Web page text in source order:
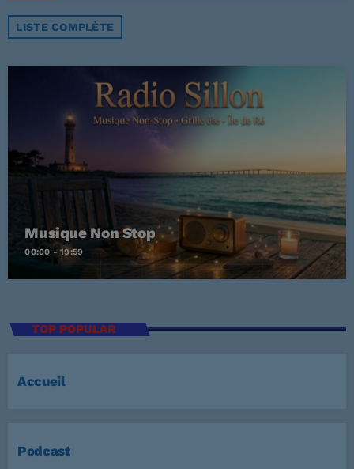
LISTE COMPLÈTE
Musique Non Stop
00:00 - 19:59
TOP POPULAR
Accueil
Podcast